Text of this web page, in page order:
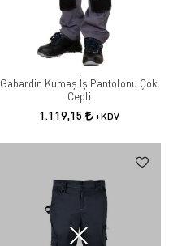
Gabardin Kumaş İş Pantolonu Çok
Cepli
1.119,15 +KDV